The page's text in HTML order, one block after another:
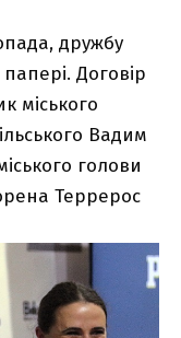
дружбу
Договір
міського
Вадим
голови
Террерос